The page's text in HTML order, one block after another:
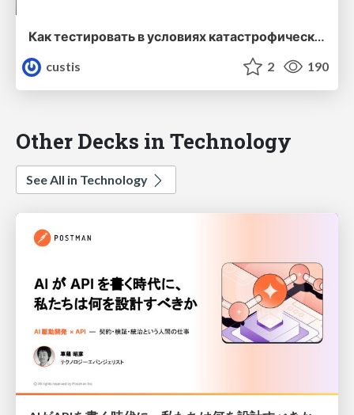
Как тестировать в условиях катастрофической нехватки времени
custis
2 190
Other Decks in Technology
See All in Technology